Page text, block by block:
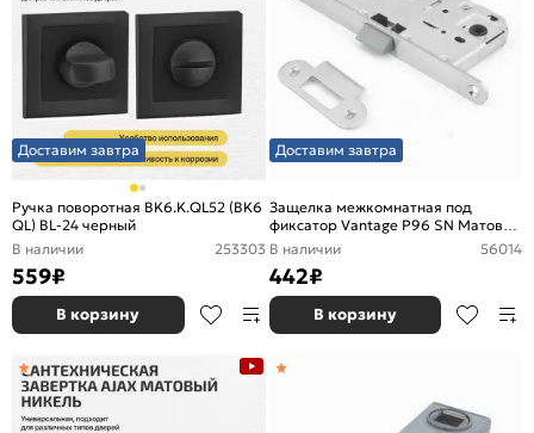
Доставим завтра
Ручка поворотная BK6.K.QL52 (BK6
QL) BL-24 черный
В наличии
253303
559₽
В корзину
Доставим завтра
Защелка межкомнатная под
фиксатор Vantage P96 SN Матовый
никель
В наличии 56014
442₽
В корзину